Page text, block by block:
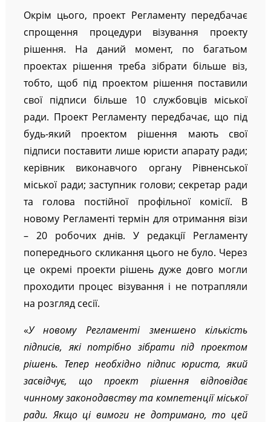
Окрім цього, проект Регламенту передбачає
спрощення процедури візування проекту
рішення. На даний момент, по багатьом
проектах рішення треба зібрати більше віз,
тобто, щоб під проектом рішення поставили
свої підписи більше 10 службовців міської
ради. Проект Регламенту передбачає, що під
будь-який проектом рішення мають свої
підписи поставити лише юристи апарату ради;
керівник виконавчого органу Рівненської
міської ради; заступник голови; секретар ради
та голова постійної профільної комісії. В
новому Регламенті термін для отримання візи
– 20 робочих днів. У редакції Регламенту
попереднього скликання цього не було. Через
це окремі проекти рішень дуже довго могли
проходити процес візування і не потрапляли
на розгляд сесії.
«У новому Регламенті зменшено кількість
підписів, які потрібно зібрати під проектом
рішень. Тепер необхідно підпис юриста, який
засвідчує, що проект рішення відповідає
чинному законодавству та компетенції міської
ради. Якщо ці вимоги не дотримано, то цей